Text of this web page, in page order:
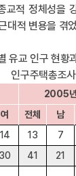
교적 정체성을
대적 변용을 겪
유교 인구 현황
인구주택총조
2005년
여 전체 남
14 13 7
30 41 21